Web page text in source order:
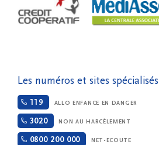
Les numéros et sites spécialisés
119 ALLO ENFANCE EN DANGER
3020 NON AU HARCÈLEMENT
0800 200 000 NET-ECOUTE